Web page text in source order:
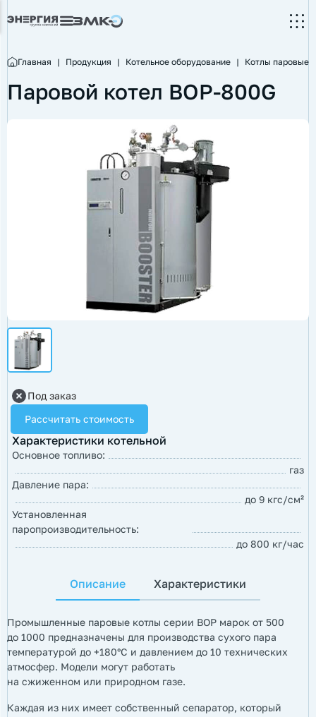
Главная | Продукция | Котельное оборудование | Котлы паровые
Паровой котел BOP-800G
Под заказ
Рассчитать стоимость
Характеристики котельной
Основное топливо:
газ
Давление пара:
до 9 кгс/см²
Установленная
паропроизводительность:
до 800 кг/час
Описание Характеристики
Промышленные паровые котлы серии ВОР марок от 500
до 1000 предназначены для производства сухого пара
температурой до +180°С и давлением до 10 технических
атмосфер. Модели могут работать
на сжиженном или природном газе.
Каждая из них имеет собственный сепаратор, который